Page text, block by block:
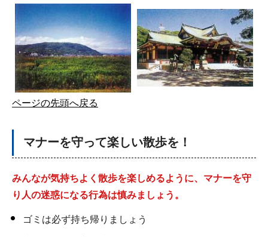
ページの先頭へ戻る
マナーを守って楽しい散歩を！
みんなが気持ちよく散歩を楽しめるように、マナーを守
り人の迷惑になる行為は慎みましょう。
ゴミは必ず持ち帰りましょう